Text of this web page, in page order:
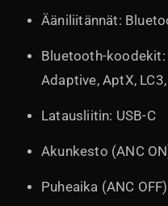
Ääniliitännät:
Bluetooth-
Adaptive, AptX,
Latausliitin: USB-C
Akunkesto (ANC
Puheaika (ANC